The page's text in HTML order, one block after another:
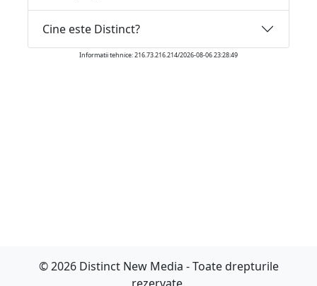
Cine este Distinct?
Informatii tehnice: 216.73.216.214/2026-08-06 23:28:49
© 2026 Distinct New Media - Toate drepturile